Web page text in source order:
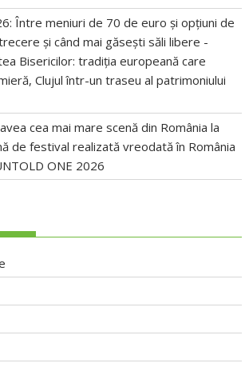
Între meniuri de 70 de euro și opțiuni de
și când mai găsești săli libere -
Bisericilor: tradiția europeană care
Clujul într-un traseu al patrimoniului
cea mai mare scenă din România la
de festival realizată vreodată în România
ONE 2026